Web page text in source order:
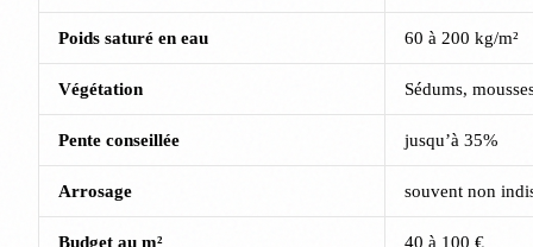
Poids saturé en eau 60 à 200 kg/m²
Végétation Sédums,
Pente conseillée jusqu’à 35%
Arrosage souvent non
Budget au m² 40 à 100 €